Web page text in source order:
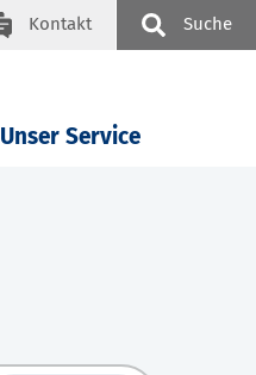
Kontakt Suche
Unser Service